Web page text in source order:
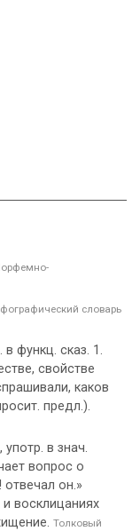
словарь
функц. сказ. 1.
свойстве
каков
предл.).
в знач.
вопрос о
отвечал он.»
восклицаниях
Толковый